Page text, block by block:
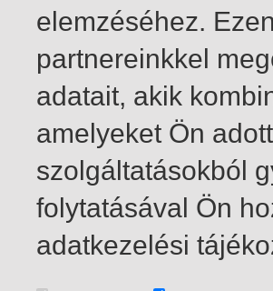
1-1 / összesen 1 találat
elemzéséhez.
partnereinkkel
adatait, akik
amelyeket Ön
szolgáltatásokból
folytatásával Ön
adatkezelési